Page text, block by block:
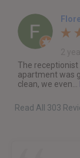
The
apartment was
clean, we even...
Read All 303